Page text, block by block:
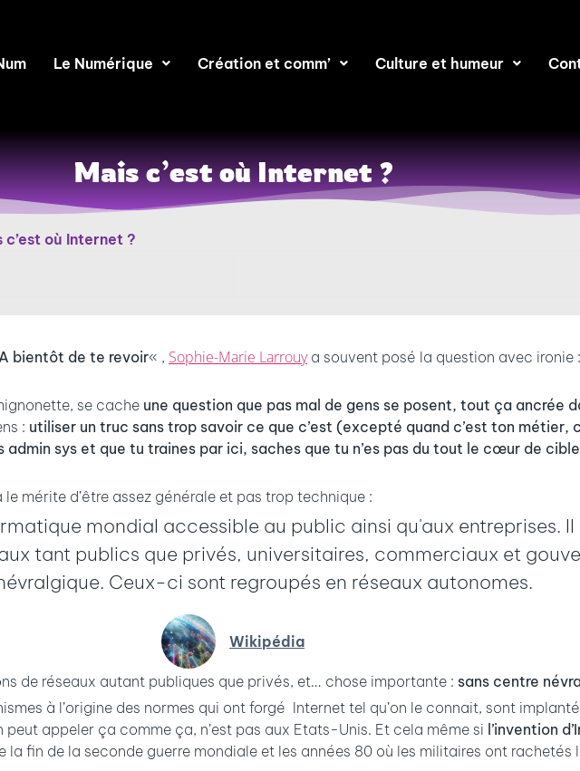
Le Numérique Création et comm’ Culture et humeur
Mais c’est où Internet ?
c’est où Internet ?
A bientôt de te revoir« , Sophie-Marie Larrouya souvent posé la question avec ironie :
se cache une question que pas mal de gens se posent, tout ça ancrée
: utiliser un truc sans trop savoir ce que c’est (excepté quand c’est ton métier,
admin sys et que tu traines par ici, saches que tu n’es pas du tout le cœur de
le mérite d’être assez générale et pas trop technique :
mondial accessible au public ainsi qu'aux entreprises.
tant publics que privés, universitaires, commerciaux et
Ceux-ci sont regroupés en réseaux autonomes.
Wikipédia
de réseaux autant publiques que privés, et… chose importante : sans centre
à l’origine des normes qui ont forgé Internet tel qu’on le connait, sont
peut appeler ça comme ça, n’est pas aux Etats-Unis. Et cela même si l’invention
la fin de la seconde guerre mondiale et les années 80 où les militaires ont rachetés